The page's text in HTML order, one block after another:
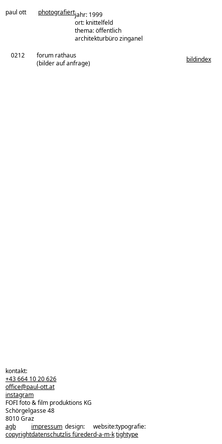
paul ott photografiertjahr: 1999
ort: knittelfeld
thema: öffentlich
architekturbüro:
architekturbüro zinganel
0212
forum rathaus
(bilder auf anfrage)
bildindex
zurück zu den projekten
kontakt:
+43 664 10 20 626
office@paul-ott.at
instagram
FOFI foto & film produktions KG
Schörgelgasse 48
8010 Graz
agb
copyright
impressum
datenschutz
design:
lis füreder
website:
d-a-m-k
typografie:
tightype